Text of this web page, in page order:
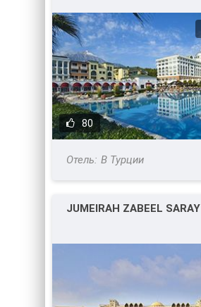
80
В Турции
JUMEIRAH ZABEEL SARAY